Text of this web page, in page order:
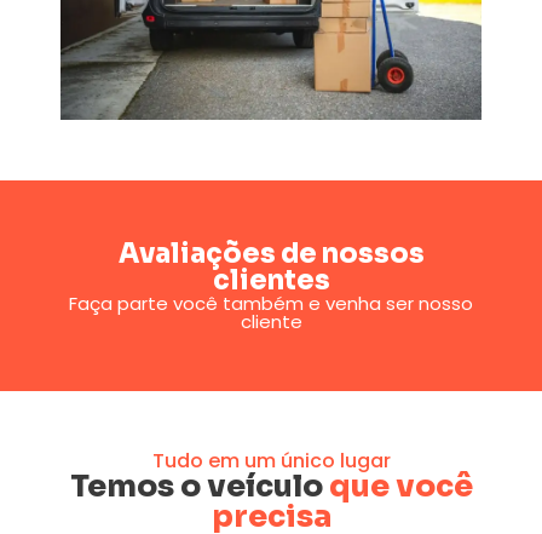
Avaliações de nossos
clientes
Faça parte você também e venha ser nosso
cliente
Tudo em um único lugar
Temos o veículoque você
precisa